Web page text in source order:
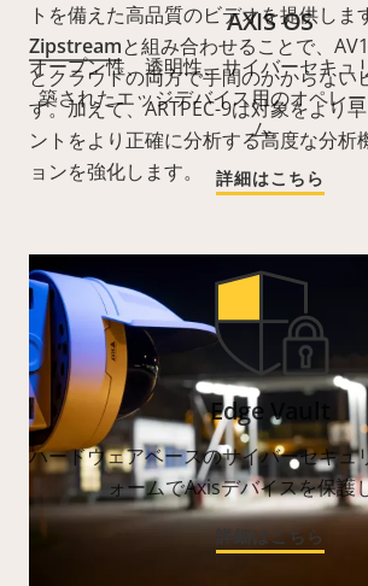
トを備えた高品質のビデオを提供しま
Zipstreamと組み合わせることで、
とクラウドの両方で手間のかからない
す。加えて、ARTPEC-9は対象をより
ントをより正確に分析する高度な分析
ョンを強化します。
AXIS OS
オープン性、透明性、サイバーセキュ
築されたエッジデバイス用のオペレ
ム。
詳細はこちら
Edge Vault
ハードウェアベースのサイバーセキュ
ォームでAxisデバイスを保護
詳細はこちら